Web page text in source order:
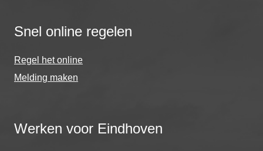
Snel online regelen
Regel het online
Melding maken
Werken voor Eindhoven